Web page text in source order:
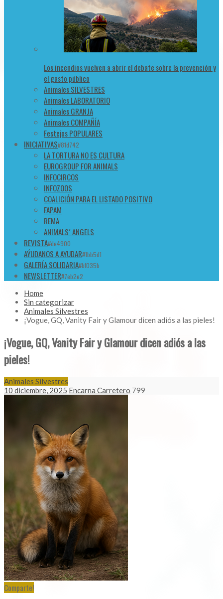
Los incendios vuelven a abrir el debate sobre la prevención y
el gasto público
Animales SILVESTRES
Animales LABORATORIO
Animales GRANJA
Animales COMPAÑÍA
Festejos POPULARES
INICIATIVAS#81d742
LA TORTURA NO ES CULTURA
EUROGROUP FOR ANIMALS
INFOCIRCOS
INFOZOOS
COALICIÓN PARA EL LISTADO POSITIVO
FAPAM
REMA
ANIMALS´ ANGELS
REVISTA#de4900
AÝUDANOS A AYUDAR#1bb5d1
GALERÍA SOLIDARIA#bf035b
NEWSLETTER#7eb2e2
Home
Sin categorizar
Animales Silvestres
¡Vogue, GQ, Vanity Fair y Glamour dicen adiós a las pieles!
¡Vogue, GQ, Vanity Fair y Glamour dicen adiós a las
pieles!
Animales Silvestres
10 diciembre, 2025 Encarna Carretero 799
Comparte!